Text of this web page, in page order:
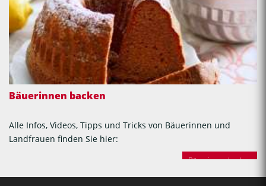
Bäuerinnen backen
Alle Infos, Videos, Tipps und Tricks von Bäuerinnen und
Landfrauen finden Sie hier:
Bäuerinnen backen